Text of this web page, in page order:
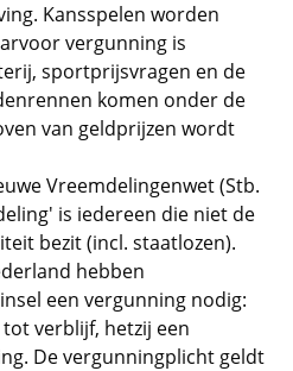
Kansspelen worden
vergunning is
sportprijsvragen en de
komen onder de
van geldprijzen wordt
Vreemdelingenwet (Stb.
is iedereen die niet de
bezit (incl. staatlozen).
hebben
een vergunning nodig:
verblijf, hetzij een
De vergunningplicht geldt